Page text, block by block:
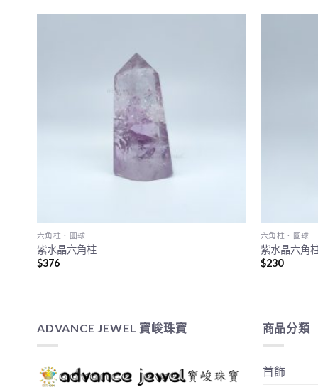
六角柱．圓球
紫水晶六角柱
$376
六角柱．圓球
紫水晶六角
$230
ADVANCE JEWEL 寶峻珠寶 商品分類
首飾